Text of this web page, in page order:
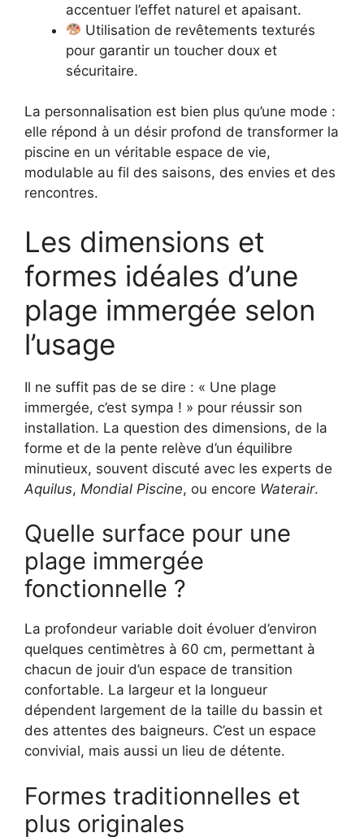
accentuer l’effet naturel et apaisant.
Utilisation de revêtements texturés
pour garantir un toucher doux et
sécuritaire.
La personnalisation est bien plus qu’une mode :
elle répond à un désir profond de transformer la
piscine en un véritable espace de vie,
modulable au fil des saisons, des envies et des
rencontres.
Les dimensions et
formes idéales d’une
plage immergée selon
l’usage
Il ne suffit pas de se dire : « Une plage
immergée, c’est sympa ! » pour réussir son
installation. La question des dimensions, de la
forme et de la pente relève d’un équilibre
minutieux, souvent discuté avec les experts de
Aquilus, Mondial Piscine, ou encore Waterair.
Quelle surface pour une
plage immergée
fonctionnelle ?
La profondeur variable doit évoluer d’environ
quelques centimètres à 60 cm, permettant à
chacun de jouir d’un espace de transition
confortable. La largeur et la longueur
dépendent largement de la taille du bassin et
des attentes des baigneurs. C’est un espace
convivial, mais aussi un lieu de détente.
Formes traditionnelles et
plus originales